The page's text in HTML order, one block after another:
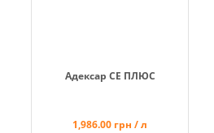
Адексар СЕ ПЛЮС
1,986.00 грн / л